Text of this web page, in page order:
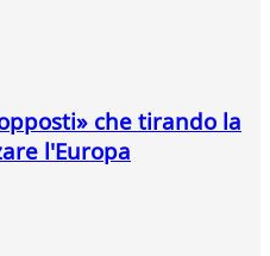
che tirando la
l'Europa